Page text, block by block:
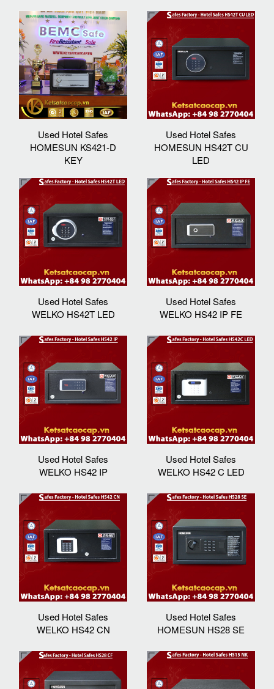
Used Hotel Safes
HOMESUN KS421-D
KEY
Used Hotel Safes
HOMESUN HS42T CU
LED
Used Hotel Safes
WELKO HS42T LED
Used Hotel Safes
WELKO HS42 IP FE
Used Hotel Safes
WELKO HS42 IP
Used Hotel Safes
WELKO HS42 C LED
Used Hotel Safes
WELKO HS42 CN
Used Hotel Safes
HOMESUN HS28 SE